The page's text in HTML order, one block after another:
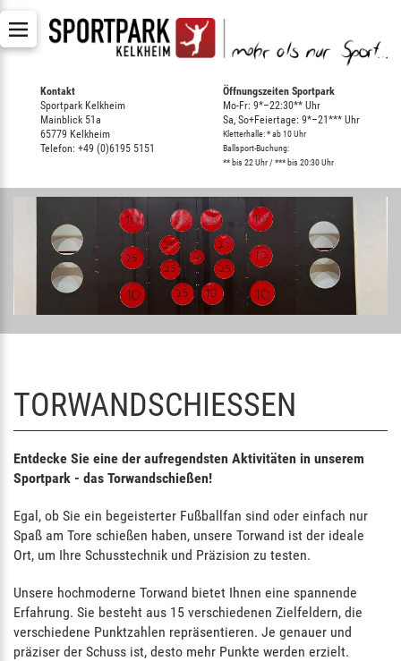
Kontakt
Sportpark Kelkheim
Mainblick 51a
65779 Kelkheim
Telefon: +49 (0)6195 5151
Öffnungszeiten Sportpark
Mo-Fr: 9*–22:30** Uhr
Sa, So+Feiertage: 9*–21*** Uhr
Kletterhalle: * ab 10 Uhr
Ballsport-Buchung:
** bis 22 Uhr / *** bis 20:30 Uhr
TORWANDSCHIESSEN
Entdecke Sie eine der aufregendsten Aktivitäten in unserem
Sportpark - das Torwandschießen!
Egal, ob Sie ein begeisterter Fußballfan sind oder einfach nur
Spaß am Tore schießen haben, unsere Torwand ist der ideale
Ort, um Ihre Schusstechnik und Präzision zu testen.
Unsere hochmoderne Torwand bietet Ihnen eine spannende
Erfahrung. Sie besteht aus 15 verschiedenen Zielfeldern, die
verschiedene Punktzahlen repräsentieren. Je genauer und
präziser der Schuss ist, desto mehr Punkte werden erzielt.